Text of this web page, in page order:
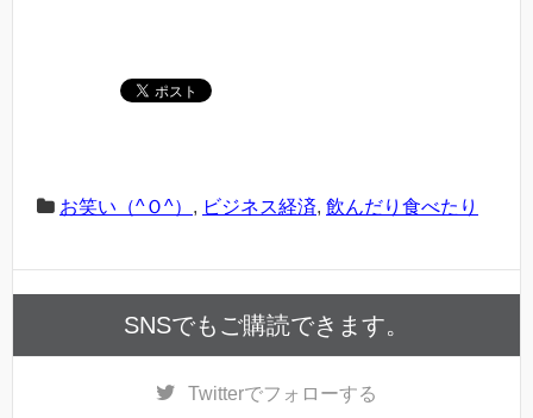
お笑い（^Ｏ^） , ビジネス経済, 飲んだり食べたり
SNSでもご購読できます。
Twitterでフォローする